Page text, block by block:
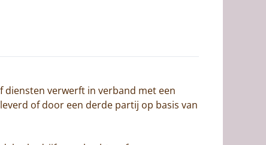
verwerft in verband met een
of door een derde partij op basis van